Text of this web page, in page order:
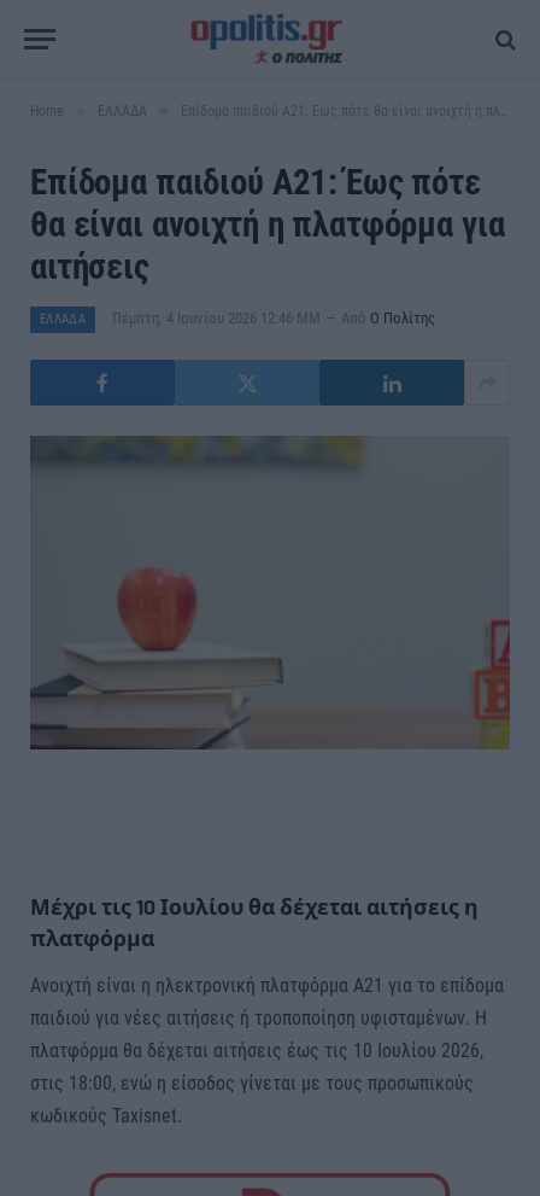
Home ΕΛΛΑΔΑ Επίδομα παιδιού Α21: Έως πότε θα είναι ανοιχτή η πλατφόρμα για αιτήσεις
Επίδομα παιδιού Α21: Έως πότε
θα είναι ανοιχτή η πλατφόρμα για
αιτήσεις
ΕΛΛΑΔΑ Πέμπτη, 4 Ιουνίου 2026 12:46 ΜΜ Από Ο Πολίτης
Μέχρι τις 10 Ιουλίου θα δέχεται αιτήσεις η
πλατφόρμα
Ανοιχτή είναι η ηλεκτρονική πλατφόρμα Α21 για το επίδομα
παιδιού για νέες αιτήσεις ή τροποποίηση υφισταμένων. Η
πλατφόρμα θα δέχεται αιτήσεις έως τις 10 Ιουλίου 2026,
στις 18:00, ενώ η είσοδος γίνεται με τους προσωπικούς
κωδικούς Taxisnet.